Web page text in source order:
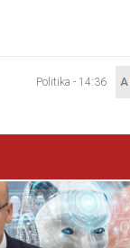
Politika - 14:36 A